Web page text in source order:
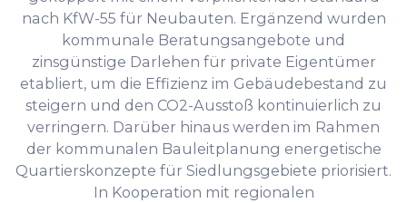
nach KfW-55 für Neubauten. Ergänzend wurden
kommunale Beratungsangebote und
zinsgünstige Darlehen für private Eigentümer
etabliert, um die Effizienz im Gebäudebestand zu
steigern und den CO2-Ausstoß kontinuierlich zu
verringern. Darüber hinaus werden im Rahmen
der kommunalen Bauleitplanung energetische
Quartierskonzepte für Siedlungsgebiete priorisiert.
In Kooperation mit regionalen